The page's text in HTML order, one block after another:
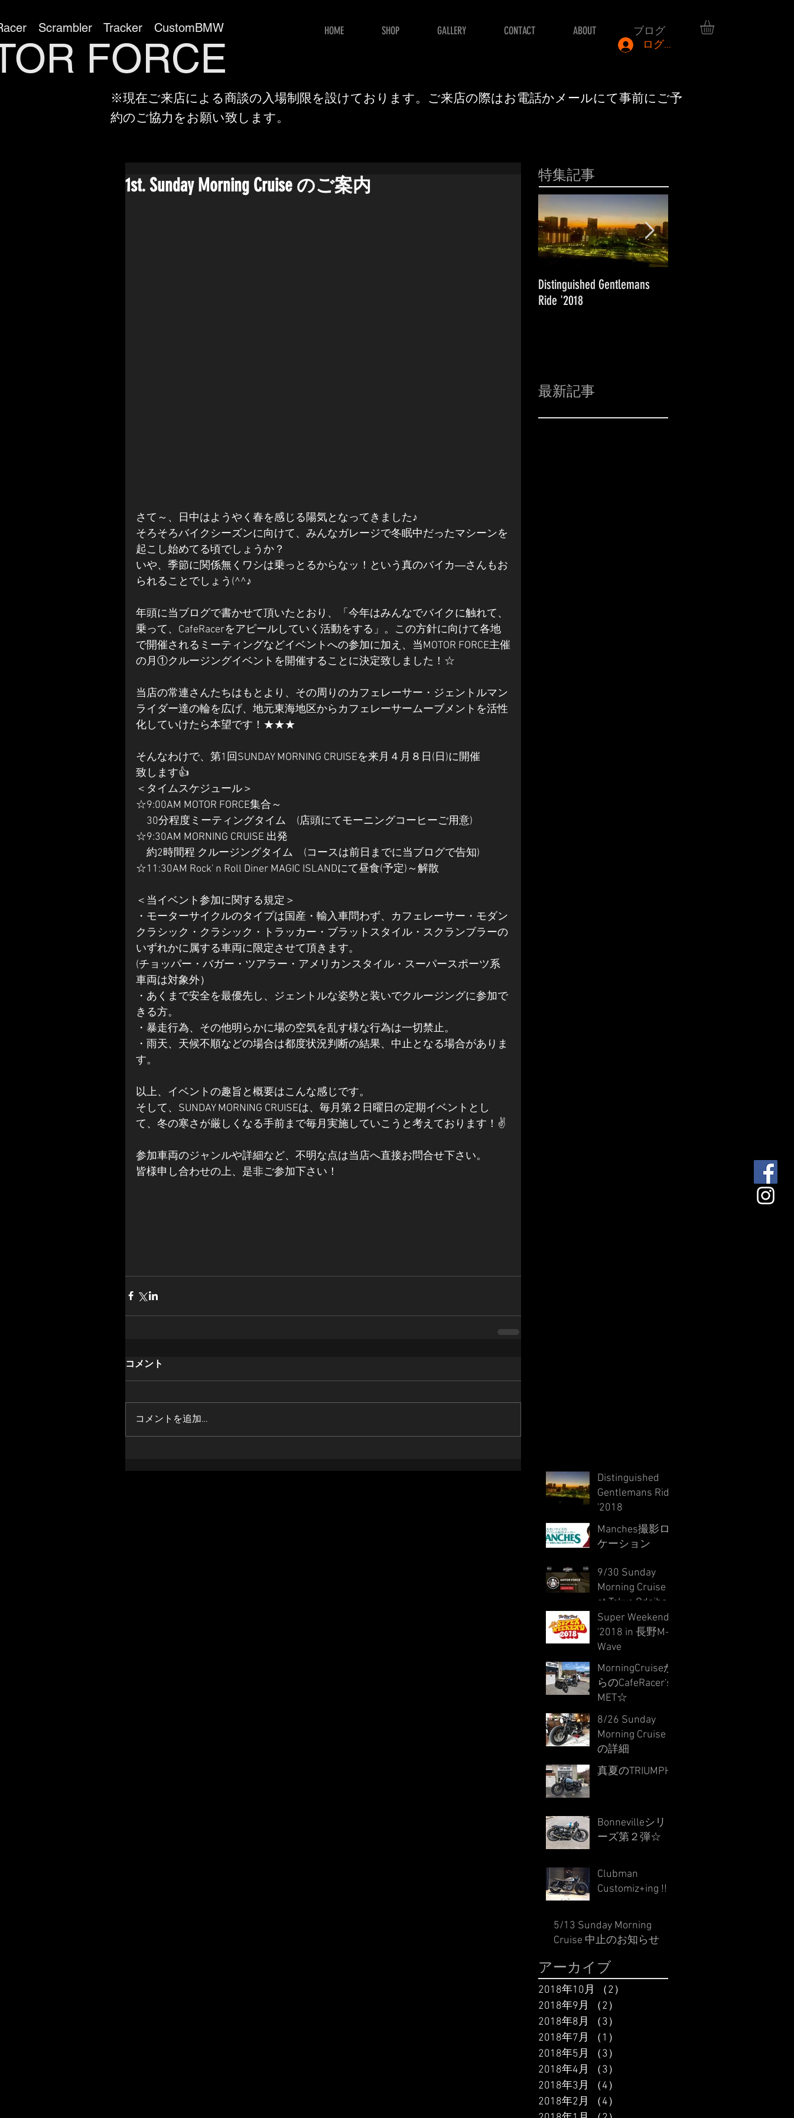
HOME SHOP GALLERY CONTACT ABOUT ブログ
Scrambler Tracker CustomBMW
FORCE ログイン
※現在ご来店による商談の入場制限を設けております。ご来店の際はお電話かメールにて事前にご予
約のご協力をお願い致します。
1st. Sunday Morning Cruise のご案内
さて～、日中はようやく春を感じる陽気となってきました♪
そろそろバイクシーズンに向けて、みんなガレージで冬眠中だったマシーンを
起こし始めてる頃でしょうか？
いや、季節に関係無くワシは乗っとるからなッ！という真のバイカ―さんもお
られることでしょう(^^♪
年頭に当ブログで書かせて頂いたとおり、「今年はみんなでバイクに触れて、
乗って、CafeRacerをアピールしていく活動をする」。この方針に向けて各地
で開催されるミーティングなどイベントへの参加に加え、当MOTOR FORCE主催
の月①クルージングイベントを開催することに決定致しました！☆
当店の常連さんたちはもとより、その周りのカフェレーサー・ジェントルマン
ライダー達の輪を広げ、地元東海地区からカフェレーサームーブメントを活性
化していけたら本望です！★★★
そんなわけで、第1回SUNDAY MORNING CRUISEを来月４月８日(日)に開催
致します👍
＜タイムスケジュール＞
☆9:00AM MOTOR FORCE集合～
30分程度ミーティングタイム　(店頭にてモーニングコーヒーご用意)
☆9:30AM MORNING CRUISE 出発
約2時間程 クルージングタイム　(コースは前日までに当ブログで告知)
☆11:30AM Rock' n Roll Diner MAGIC ISLANDにて昼食(予定)～解散
＜当イベント参加に関する規定＞
・モーターサイクルのタイプは国産・輸入車問わず、カフェレーサー・モダン
クラシック・クラシック・トラッカー・ブラットスタイル・スクランブラーの
いずれかに属する車両に限定させて頂きます。
(チョッパー・バガー・ツアラー・アメリカンスタイル・スーパースポーツ系
車両は対象外）
・あくまで安全を最優先し、ジェントルな姿勢と装いでクルージングに参加で
きる方。
・暴走行為、その他明らかに場の空気を乱す様な行為は一切禁止。
・雨天、天候不順などの場合は都度状況判断の結果、中止となる場合がありま
す。
以上、イベントの趣旨と概要はこんな感じです。
そして、SUNDAY MORNING CRUISEは、毎月第２日曜日の定期イベントとし
て、冬の寒さが厳しくなる手前まで毎月実施していこうと考えております！✌
参加車両のジャンルや詳細など、不明な点は当店へ直接お問合せ下さい。
皆様申し合わせの上、是非ご参加下さい！
コメント
コメントを追加…
特集記事
Distinguished Gentlemans
Ride '2018
最新記事
Distinguished
Gentlemans Ride
'2018
Manches撮影ロ
ケーション
9/30 Sunday
Morning Cruise
at Tokyo Odaiba
DGR'2018 !
Super Weekend
'2018 in 長野M-
Wave
MorningCruiseか
らのCafeRacer's
MET☆
8/26 Sunday
Morning Cruise
の詳細
真夏のTRIUMPH
Bonnevilleシリ
ーズ第２弾☆
Clubman
Customiz+ing !!
5/13 Sunday Morning
Cruise 中止のお知らせ
アーカイブ
2018年10月 （2）
2018年9月
（2）
2018年8月
（3）
2018年7月
（1）
2018年5月
（3）
2018年4月
（3）
2018年3月
（4）
2018年2月
（4）